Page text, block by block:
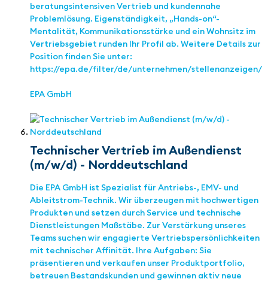
beratungsintensiven Vertrieb und kundennahe
Problemlösung. Eigenständigkeit, „Hands-on“-
Mentalität, Kommunikationsstärke und ein Wohnsitz im
Vertriebsgebiet runden Ihr Profil ab. Weitere Details zur
Position finden Sie unter:
https://epa.de/filter/de/unternehmen/stellenanzeigen/
EPA GmbH
Technischer Vertrieb im Außendienst
(m/w/d) - Norddeutschland
Die EPA GmbH ist Spezialist für Antriebs-, EMV- und
Ableitstrom-Technik. Wir überzeugen mit hochwertigen
Produkten und setzen durch Service und technische
Dienstleistungen Maßstäbe. Zur Verstärkung unseres
Teams suchen wir engagierte Vertriebspersönlichkeiten
mit technischer Affinität. Ihre Aufgaben: Sie
präsentieren und verkaufen unser Produktportfolio,
betreuen Bestandskunden und gewinnen aktiv neue